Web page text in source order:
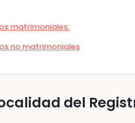
matrimoniales:
no matrimoniales
del